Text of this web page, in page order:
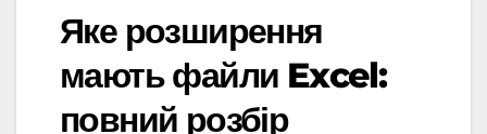
Яке розширення
мають файли Excel:
повний розбір